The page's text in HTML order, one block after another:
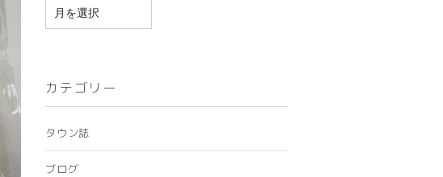
ア
イ
ブ
カテゴリー
タウン誌
ブログ